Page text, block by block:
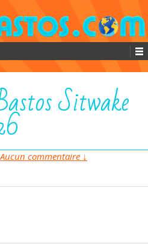
Sitwake
Aucun commentaire ↓